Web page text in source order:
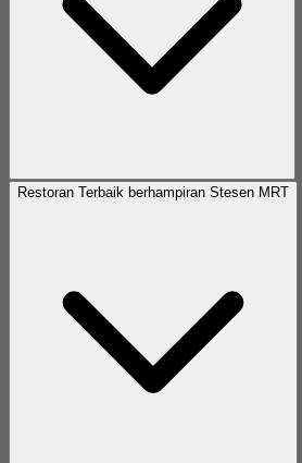
Restoran Terbaik berhampiran Stesen MRT